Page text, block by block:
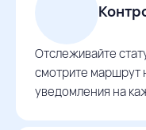
Отслеживайте
смотрите маршрут
уведомления на